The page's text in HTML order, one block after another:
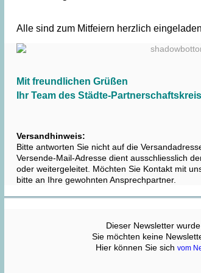
Alle sind zum Mitfeiern herzlich
Mit freundlichen Grüßen
Ihr Team des Städte-
Versandhinweis:
Bitte antworten Sie nicht auf die
Versende-Mail-Adresse dient ausschliesslich
oder weitergeleitet. Möchten Sie Kontakt mit
bitte an Ihre gewohnten Ansprechpartner.
Dieser Newsletter
Sie möchten keine
Hier können Sie sich vom